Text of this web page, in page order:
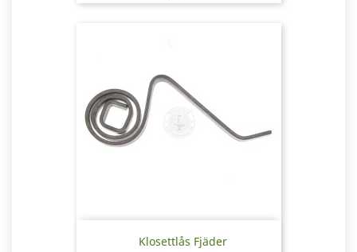
Klosettlås Fjäder